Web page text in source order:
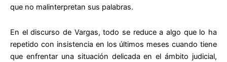
que no malinterpretan sus palabras.
En el discurso de Vargas, todo se reduce a algo que lo ha
repetido con insistencia en los últimos meses cuando tiene
que enfrentar una situación delicada en el ámbito judicial,